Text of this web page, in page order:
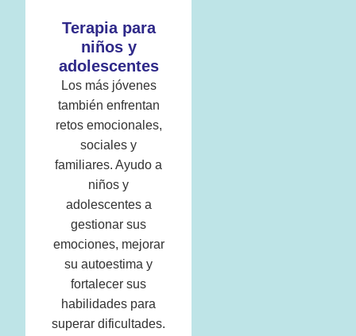
Terapia para
niños y
adolescentes
Los más jóvenes
también enfrentan
retos emocionales,
sociales y
familiares. Ayudo a
niños y
adolescentes a
gestionar sus
emociones, mejorar
su autoestima y
fortalecer sus
habilidades para
superar dificultades.